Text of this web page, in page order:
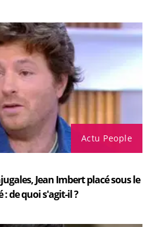
Actu People
Jean Imbert placé sous le
de quoi s'agit-il ?